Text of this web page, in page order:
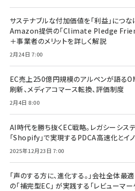
サステナブルな付加価値を「利益」につ
Amazon提供の「Climate Pledge
＋事業者のメリットを詳しく解説
2月24日 7:00
EC売上250億円規模のアルペンが語る
刷新、メディアコマース転換、評価制度
2月4日 8:00
AI時代を勝ち抜くEC戦略。レガシーシス
「Shopify」で実現するPDCA高速化とイ
2025年12月23日 7:00
「声のする方に、進化する。」会社全体最
の「補完型EC」 が実践する「レビューマー